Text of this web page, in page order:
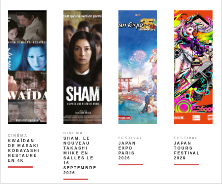
CINÉMA
KWAÏDAN
DE MASAKI
KOBAYASHI
RESTAURÉ
EN 4K
CINÉMA
SHAM, LE
NOUVEAU
TAKASHI
MIIKE EN
SALLES LE
16
SEPTEMBRE
2026
FESTIVAL
JAPAN
EXPO
PARIS
2026
FESTIVAL
JAPAN
TOURS
FESTIVAL
2026